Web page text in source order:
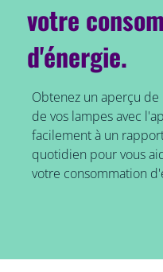
votre
d'énergie.
Obtenez un aperçu
de vos lampes avec
facilement à un
quotidien pour vous
votre consommation